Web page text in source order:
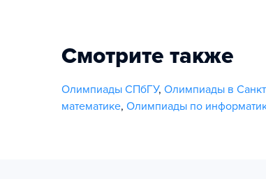
Смотрите также
Олимпиады СПбГУ, Олимпиады в
математике, Олимпиады по